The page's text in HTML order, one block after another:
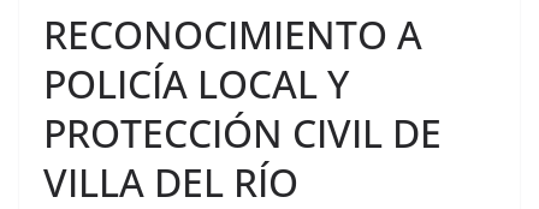
RECONOCIMIENTO A
POLICÍA LOCAL Y
PROTECCIÓN CIVIL DE
VILLA DEL RÍO